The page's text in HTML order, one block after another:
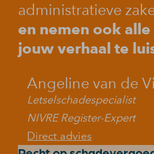
administratieve
en nemen ook
jouw verhaal te
Angeline van de
Letselschadespecialist
NIVRE Register-Expert
Direct advies